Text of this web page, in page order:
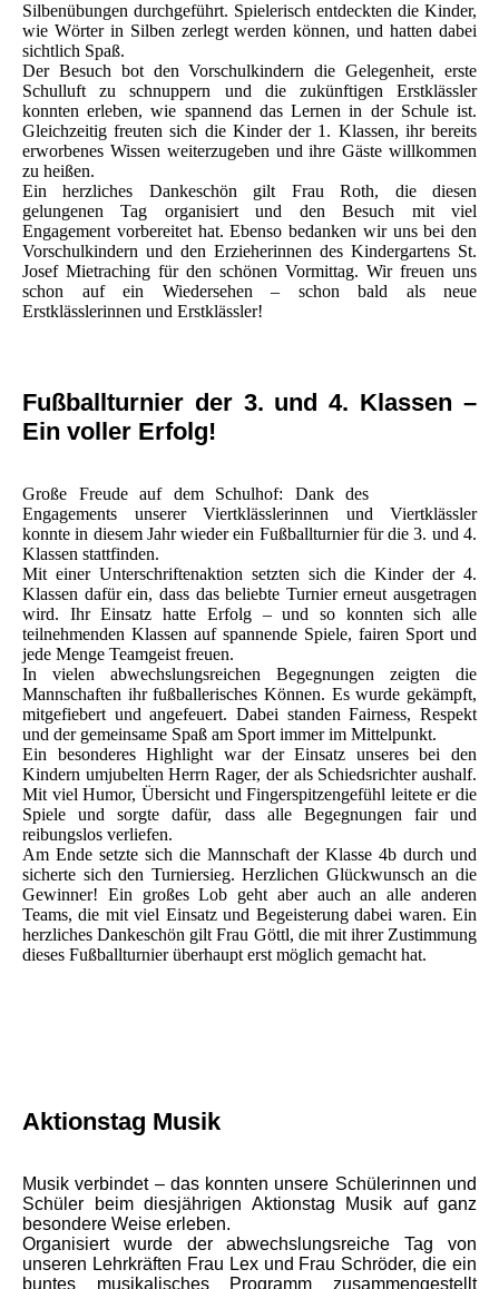
Silbenübungen durchgeführt. Spielerisch entdeckten die Kinder,
wie Wörter in Silben zerlegt werden können, und hatten dabei
sichtlich Spaß.
Der Besuch bot den Vorschulkindern die Gelegenheit, erste
Schulluft zu schnuppern und die zukünftigen Erstklässler
konnten erleben, wie spannend das Lernen in der Schule ist.
Gleichzeitig freuten sich die Kinder der 1. Klassen, ihr bereits
erworbenes Wissen weiterzugeben und ihre Gäste willkommen
zu heißen.
Ein herzliches Dankeschön gilt Frau Roth, die diesen
gelungenen Tag organisiert und den Besuch mit viel
Engagement vorbereitet hat. Ebenso bedanken wir uns bei den
Vorschulkindern und den Erzieherinnen des Kindergartens St.
Josef Mietraching für den schönen Vormittag. Wir freuen uns
schon auf ein Wiedersehen – schon bald als neue
Erstklässlerinnen und Erstklässler!
Fußballturnier der 3. und 4. Klassen –
Ein voller Erfolg!
Große Freude auf dem Schulhof: Dank des
Engagements unserer Viertklässlerinnen und Viertklässler
konnte in diesem Jahr wieder ein Fußballturnier für die 3. und 4.
Klassen stattfinden.
Mit einer Unterschriftenaktion setzten sich die Kinder der 4.
Klassen dafür ein, dass das beliebte Turnier erneut ausgetragen
wird. Ihr Einsatz hatte Erfolg – und so konnten sich alle
teilnehmenden Klassen auf spannende Spiele, fairen Sport und
jede Menge Teamgeist freuen.
In vielen abwechslungsreichen Begegnungen zeigten die
Mannschaften ihr fußballerisches Können. Es wurde gekämpft,
mitgefiebert und angefeuert. Dabei standen Fairness, Respekt
und der gemeinsame Spaß am Sport immer im Mittelpunkt.
Ein besonderes Highlight war der Einsatz unseres bei den
Kindern umjubelten Herrn Rager, der als Schiedsrichter aushalf.
Mit viel Humor, Übersicht und Fingerspitzengefühl leitete er die
Spiele und sorgte dafür, dass alle Begegnungen fair und
reibungslos verliefen.
Am Ende setzte sich die Mannschaft der Klasse 4b durch und
sicherte sich den Turniersieg. Herzlichen Glückwunsch an die
Gewinner! Ein großes Lob geht aber auch an alle anderen
Teams, die mit viel Einsatz und Begeisterung dabei waren. Ein
herzliches Dankeschön gilt Frau Göttl, die mit ihrer Zustimmung
dieses Fußballturnier überhaupt erst möglich gemacht hat.
Aktionstag Musik
Musik verbindet – das konnten unsere Schülerinnen und
Schüler beim diesjährigen Aktionstag Musik auf ganz
besondere Weise erleben.
Organisiert wurde der abwechslungsreiche Tag von
unseren Lehrkräften Frau Lex und Frau Schröder, die ein
buntes musikalisches Programm zusammengestellt